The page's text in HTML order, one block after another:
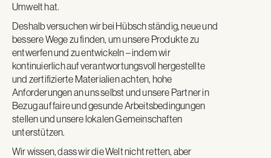
Umwelt hat.
Deshalbversuchenwirbei Hübschständig,neueund
bessereWegezufinden, umunsere Produktezu
entwerfenund zuentwickeln –indemwir
kontinuierlichaufverantwortungsvoll hergestellte
und zertifizierte Materialienachten, hohe
Anforderungenanunsselbst undunsere Partnerin
BezugauffaireundgesundeArbeitsbedingungen
stellenundunserelokalenGemeinschaften
unterstützen.
Wir wissen, dass wir die Welt nicht retten, aber